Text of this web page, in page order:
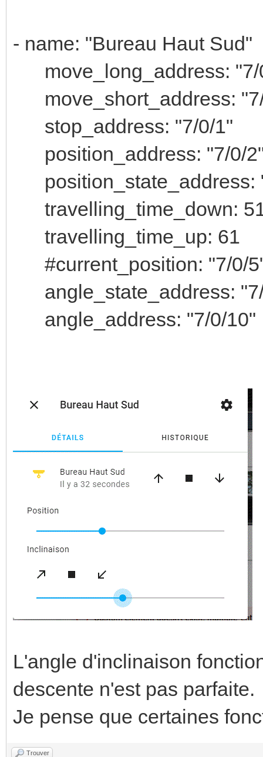
- name: "Bureau Haut Sud"
move_long_address: "7/
move_short_address:
stop_address: "7/0/1"
position_address: "7/0/
position_state_address:
travelling_time_down:
travelling_time_up: 61
#current_position: "7/0/
angle_state_address:
angle_address: "7/0/10"
L'angle d'inclinaison
descente n'est pas parfaite.
Je pense que certaines
Trouver